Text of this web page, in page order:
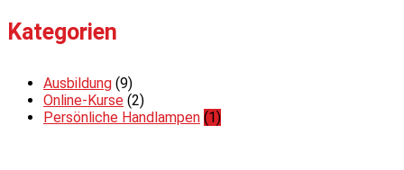
Kategorien
Ausbildung (9)
Online-Kurse (2)
Persönliche Handlampen (1)